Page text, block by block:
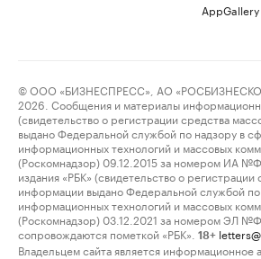
AppGallery
© ООО «БИЗНЕСПРЕСС», АО
2026. Сообщения и материалы
(свидетельство о регистрации средства
выдано Федеральной службой по надзору в
информационных технологий и массовых
(Роскомнадзор) 09.12.2015 за номером ИА
издания «РБК» (свидетельство о
информации выдано Федеральной службой по
информационных технологий и массовых
(Роскомнадзор) 03.12.2021 за номером ЭЛ
сопровождаются пометкой «РБК».
18+
Владельцем сайта является информационное